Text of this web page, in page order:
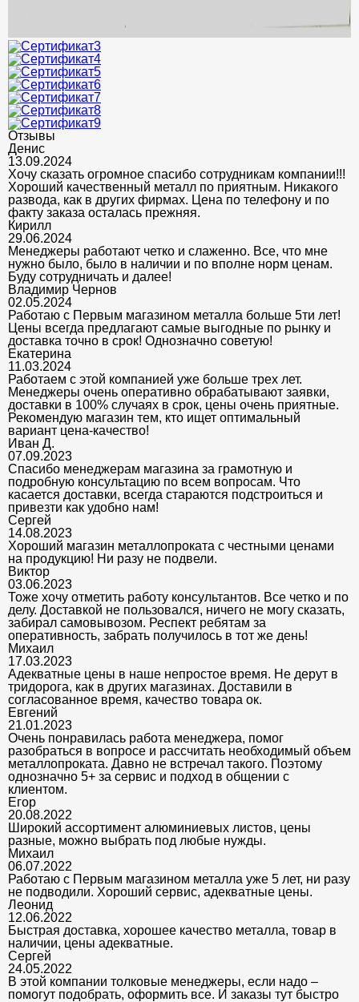
Отзывы
Денис
13.09.2024
Хочу сказать огромное спасибо сотрудникам компании!!!
Хороший качественный металл по приятным. Никакого
развода, как в других фирмах. Цена по телефону и по
факту заказа осталась прежняя.
Кирилл
29.06.2024
Менеджеры работают четко и слаженно. Все, что мне
нужно было, было в наличии и по вполне норм ценам.
Буду сотрудничать и далее!
Владимир Чернов
02.05.2024
Работаю с Первым магазином металла больше 5ти лет!
Цены всегда предлагают самые выгодные по рынку и
доставка точно в срок! Однозначно советую!
Екатерина
11.03.2024
Работаем с этой компанией уже больше трех лет.
Менеджеры очень оперативно обрабатывают заявки,
доставки в 100% случаях в срок, цены очень приятные.
Рекомендую магазин тем, кто ищет оптимальный
вариант цена-качество!
Иван Д.
07.09.2023
Спасибо менеджерам магазина за грамотную и
подробную консультацию по всем вопросам. Что
касается доставки, всегда стараются подстроиться и
привезти как удобно нам!
Сергей
14.08.2023
Хороший магазин металлопроката с честными ценами
на продукцию! Ни разу не подвели.
Виктор
03.06.2023
Тоже хочу отметить работу консультантов. Все четко и по
делу. Доставкой не пользовался, ничего не могу сказать,
забирал самовывозом. Респект ребятам за
оперативность, забрать получилось в тот же день!
Михаил
17.03.2023
Адекватные цены в наше непростое время. Не дерут в
тридорога, как в других магазинах. Доставили в
согласованное время, качество товара ок.
Евгений
21.01.2023
Очень понравилась работа менеджера, помог
разобраться в вопросе и рассчитать необходимый объем
металлопроката. Давно не встречал такого. Поэтому
однозначно 5+ за сервис и подход в общении с
клиентом.
Егор
20.08.2022
Широкий ассортимент алюминиевых листов, цены
разные, можно выбрать под любые нужды.
Михаил
06.07.2022
Работаю с Первым магазином металла уже 5 лет, ни разу
не подводили. Хороший сервис, адекватные цены.
Леонид
12.06.2022
Быстрая доставка, хорошее качество металла, товар в
наличии, цены адекватные.
Сергей
24.05.2022
В этой компании толковые менеджеры, если надо –
помогут подобрать, оформить все. И заказы тут быстро